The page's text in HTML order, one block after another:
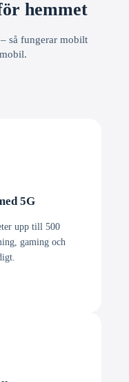
hemmet
så fungerar mobilt
5G
upp till 500
gaming och